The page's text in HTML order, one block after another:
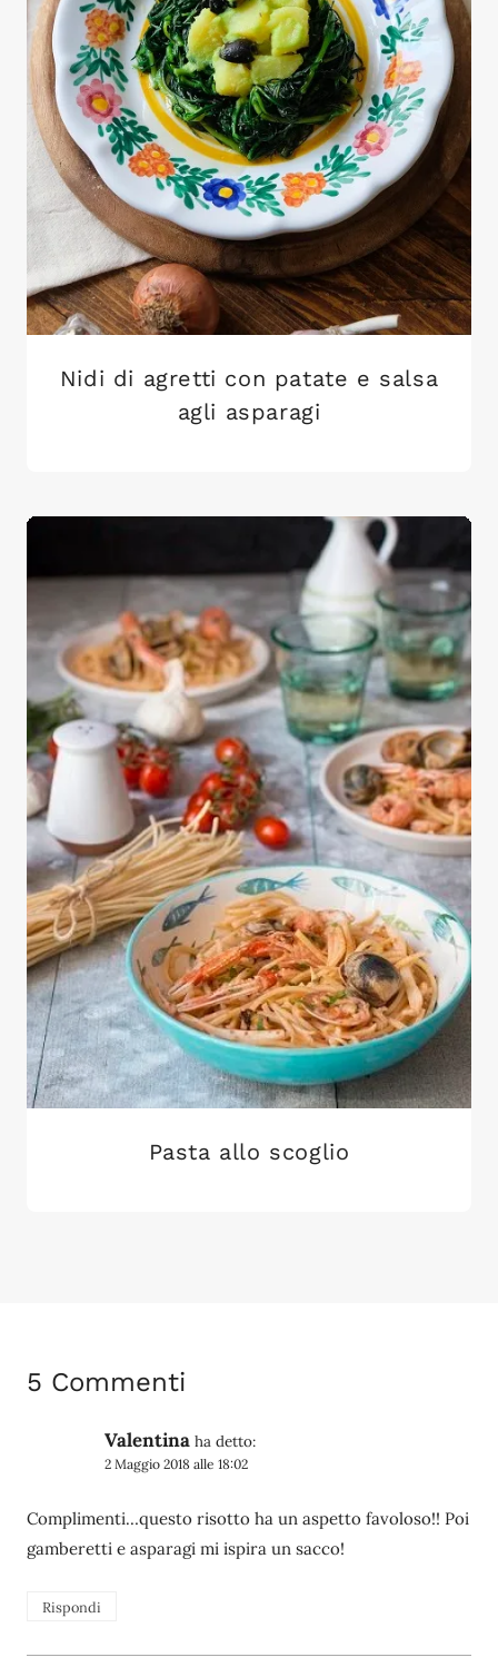
Nidi di agretti con patate e salsa
agli asparagi
Pasta allo scoglio
5 Commenti
Valentina ha detto:
2 Maggio 2018 alle 18:02
Complimenti…questo risotto ha un aspetto favoloso!! Poi
gamberetti e asparagi mi ispira un sacco!
Rispondi